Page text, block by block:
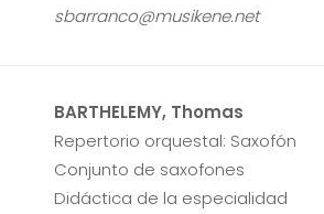
sbarranco@musikene.net
BARTHELEMY, Thomas
Repertorio orquestal: Saxofón
Conjunto de saxofones
Didáctica de la especialidad